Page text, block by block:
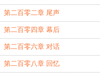
第二百零二章 尾声
第二百零四章 幕后
第二百零六章 对话
第二百零八章 回忆